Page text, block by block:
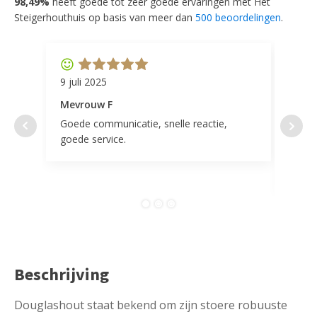
Steigerhouthuis op basis van meer dan 500 beoordelingen.
9 juli 2025
Mevrouw F
Goede communicatie, snelle reactie,
goede service.
door
Beschrijving
Douglashout staat bekend om zijn stoere robuuste